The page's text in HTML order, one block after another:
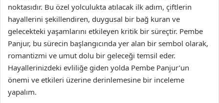
noktasıdır. Bu özel yolculukta atılacak ilk adım, çiftlerin
hayallerini şekillendiren, duygusal bir bağ kuran ve
gelecekteki yaşamlarını etkileyen kritik bir süreçtir. Pembe
Panjur, bu sürecin başlangıcında yer alan bir sembol olarak,
romantizmi ve umut dolu bir geleceği temsil eder.
Hayallerinizdeki evliliğe giden yolda Pembe Panjur’un
önemi ve etkileri üzerine derinlemesine bir inceleme
yapalım.